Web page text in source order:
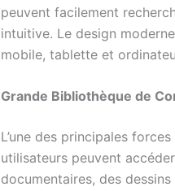
peuvent facilement
intuitive. Le design
mobile, tablette et
Grande Bibliothèque de
L’une des principales
utilisateurs peuvent
documentaires, des